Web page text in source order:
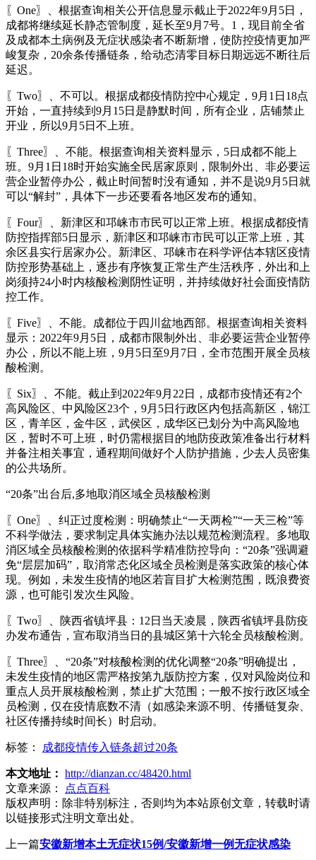
〖One〗、根据查询相关公开信息显示截止于2022年9月5日，
成都将继续延长静态管制度，延长至9月7号。1，现目前全省
及成都本土病例及无症状感染者不断新增，使防控疫情更加严
峻复杂，20余条传播链条，给动态清零目标日期远远不断往后
延迟。
〖Two〗、不可以。根据成都疫情防控中心规定，9月1日18点
开始，一直持续到9月15日是静默时间，所有企业，店铺禁止
开业，所以9月5日不上班。
〖Three〗、不能。根据查询相关资料显示，5日成都不能上
班。9月1日18时开始实施全民居家原则，限制外出、非必要运
营企业暂停办公，截止时间暂时没有通知，并不是说9月5日就
可以“解封”，具体下一步还要看各地区发布的通知。
〖Four〗、新津区和邛崃市市民可以正常上班。根据成都疫情
防控指挥部5日显示，新津区和邛崃市市民可以正常上班，其
余区县实行居家办公。新津区、邛崃市在科学评估本辖区疫情
防控形势基础上，逐步有序恢复正常生产生活秩序，外出和上
岗须持24小时内核酸检测阴性证明，并持续做好社会面疫情防
控工作。
〖Five〗、不能。成都位于四川盆地西部。根据查询相关资料
显示：2022年9月5日，成都市限制外出、非必要运营企业暂停
办公，所以不能上班，9月5日至9月7日，全市范围开展全员核
酸检测。
〖Six〗、不能。截止到2022年9月22日，成都市疫情还有2个
高风险区、中风险区23个，9月5日行政区内包括高新区，锦江
区，青羊区，金牛区，武侯区，成华区已划分为中高风险地
区，暂时不可上班，时仍需根据目的地防疫政策准备出行材料
并备注相关事宜，通程期间做好个人防护措施，少去人员密集
的公共场所。
“20条”出台后,多地取消区域全员核酸检测
〖One〗、纠正过度检测：明确禁止“一天两检”“一天三检”等
不科学做法，要求制定具体实施办法以规范检测流程。多地取
消区域全员核酸检测的依据科学精准防控导向：“20条”强调避
免“层层加码”，取消常态化区域全员检测是落实政策的核心体
现。例如，未发生疫情的地区若盲目扩大检测范围，既浪费资
源，也可能引发次生风险。
〖Two〗、陕西省镇坪县：12日当天凌晨，陕西省镇坪县防疫
办发布通告，宣布取消当日的县城区第十六轮全员核酸检测。
〖Three〗、“20条”对核酸检测的优化调整“20条”明确提出，
未发生疫情的地区需严格按第九版防控方案，仅对风险岗位和
重点人员开展核酸检测，禁止扩大范围；一般不按行政区域全
员检测，仅在疫情底数不清（如感染来源不明、传播链复杂、
社区传播持续时间长）时启动。
标签： 成都疫情传入链条超过20条
本文地址： http://dianzan.cc/48420.html
文章来源：
点点百科
版权声明： 除非特别标注，否则均为本站原创文章，转载时请
以链接形式注明文章出处。
上一篇安徽新增本土无症状15例/安徽新增一例无症状感染